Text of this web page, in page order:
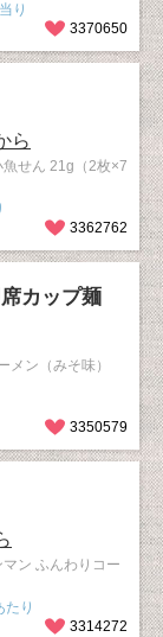
り
3370650
ら
せん 21g（2枚×7
3362762
カップ麺
メン（みそ味）
3350579
ン ふんわりコー
り
3314272